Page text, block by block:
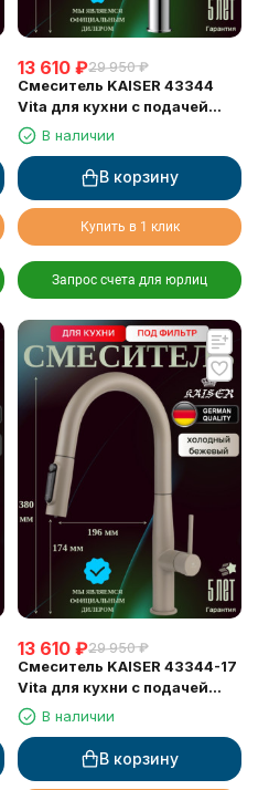
13 610 ₽29 950 ₽
Смеситель KAISER 43344
Vita для кухни с подачей
фильтрованной воды
В наличии
В корзину
Купить в 1 клик
Запрос счета для юрлиц
13 610 ₽29 950 ₽
Смеситель KAISER 43344-17
Vita для кухни с подачей
фильтрованной воды
В наличии
В корзину